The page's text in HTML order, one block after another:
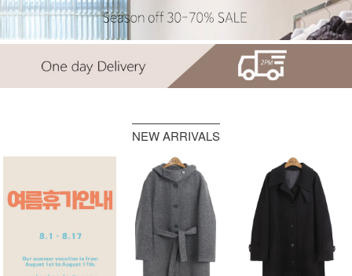
NEW ARRIVALS